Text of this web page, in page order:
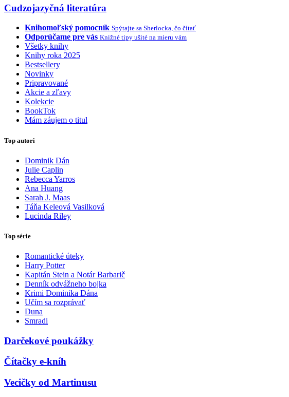
Cudzojazyčná literatúra
Knihomoľský pomocník Spýtajte sa Sherlocka, čo čítať
Odporúčame pre vás Knižné tipy ušité na mieru vám
Všetky knihy
Knihy roka 2025
Bestsellery
Novinky
Pripravované
Akcie a zľavy
Kolekcie
BookTok
Mám záujem o titul
Top autori
Dominik Dán
Julie Caplin
Rebecca Yarros
Ana Huang
Sarah J. Maas
Táňa Keleová Vasilková
Lucinda Riley
Top série
Romantické úteky
Harry Potter
Kapitán Stein a Notár Barbarič
Denník odvážneho bojka
Krimi Dominika Dána
Učím sa rozprávať
Duna
Smradi
Darčekové poukážky
Čítačky e-kníh
Vecičky od Martinusu